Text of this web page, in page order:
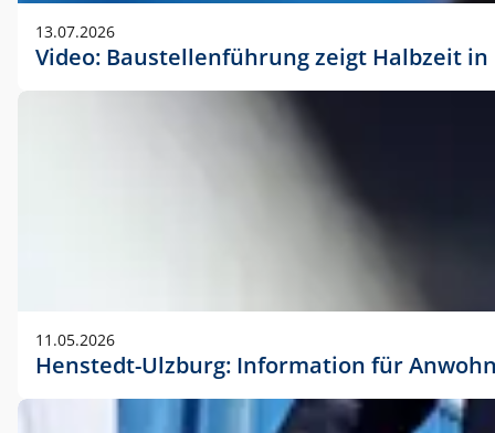
13.07.2026
Video: Baustellenführung zeigt Halbzeit
11.05.2026
Henstedt-Ulzburg: Information für